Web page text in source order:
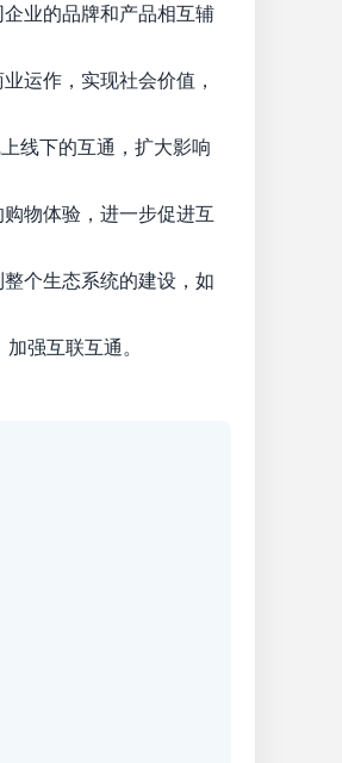
业的品牌和产品相互辅
运作，实现社会价值，
线下的互通，扩大影响
物体验，进一步促进互
个生态系统的建设，如
强互联互通。